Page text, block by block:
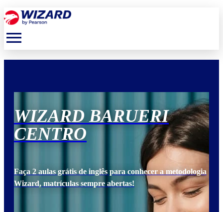
menu
WIZARD BARUERI
CENTRO
Faça 2 aulas grátis de inglês para conhecer a metodologia
Wizard, matrículas sempre abertas!